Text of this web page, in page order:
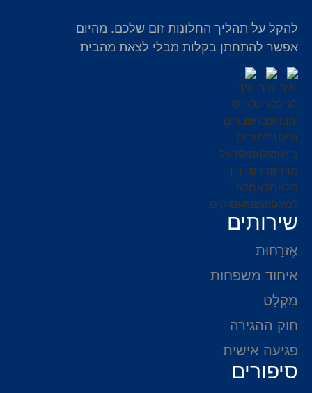
להקל על תהליך החלונות זום שלכם. מהיום
אפשר להתחתן בקלות מבלי לצאת מהבית
שירותים
אֶזרָחוּת
איחוד משפחות
מִקְלָט
חוק ההגירה
פגיעה אישית
סיפורים